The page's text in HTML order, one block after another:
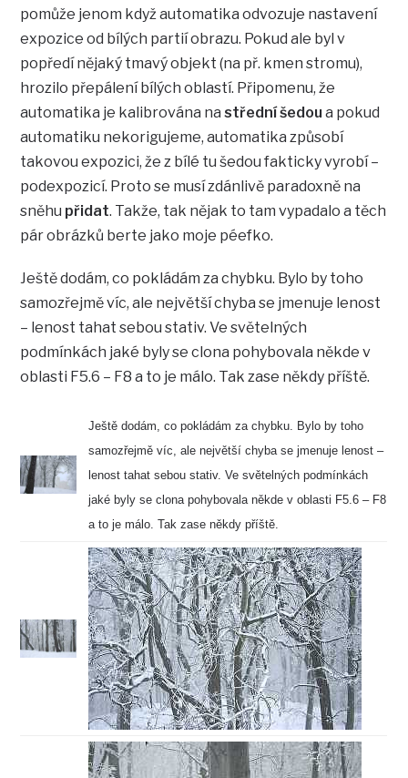
pomůže jenom když automatika odvozuje nastavení
expozice od bílých partií obrazu. Pokud ale byl v
popředí nějaký tmavý objekt (na př. kmen stromu),
hrozilo přepálení bílých oblastí. Připomenu, že
automatika je kalibrována nastřední šedoua pokud
automatiku nekorigujeme, automatika způsobí
takovou expozici, že z bílé tu šedou fakticky vyrobí –
podexpozicí. Proto se musí zdánlivě paradoxně na
sněhu přidat. Takže, tak nějak to tam vypadalo a těch
pár obrázků berte jako moje péefko.
Ještě dodám, co pokládám za chybku. Bylo by toho
samozřejmě víc, ale největší chyba se jmenuje lenost
– lenost tahat sebou stativ. Ve světelných
podmínkách jaké byly se clona pohybovala někde v
oblasti F5.6 – F8 a to je málo. Tak zase někdy příště.
Ještě dodám, co pokládám za chybku. Bylo by toho
samozřejmě víc, ale největší chyba se jmenuje lenost –
lenost tahat sebou stativ. Ve světelných podmínkách
jaké byly se clona pohybovala někde v oblasti F5.6 – F8
a to je málo. Tak zase někdy příště.